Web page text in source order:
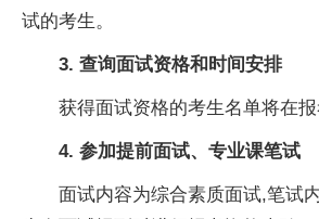
试的考生。
3. 查询面试资格和时间安排
获得面试资格的考生名单将在报
4. 参加提前面试、专业课笔试
面试内容为综合素质面试,笔试